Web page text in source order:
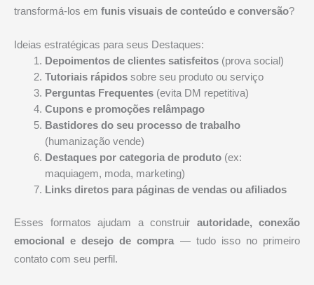
transformá-los em funis visuais de conteúdo e conversão?
Ideias estratégicas para seus Destaques:
Depoimentos de clientes satisfeitos(prova social)
Tutoriais rápidossobre seu produto ou serviço
Perguntas Frequentes(evita DM repetitiva)
Cupons e promoções relâmpago
Bastidores do seu processo de trabalho
(humanização vende)
Destaques por categoria de produto(ex:
maquiagem, moda, marketing)
Links diretos para páginas de vendas ou afiliados
Esses formatos ajudam a construir autoridade, conexão
emocional e desejo de compra — tudo isso no primeiro
contato com seu perfil.